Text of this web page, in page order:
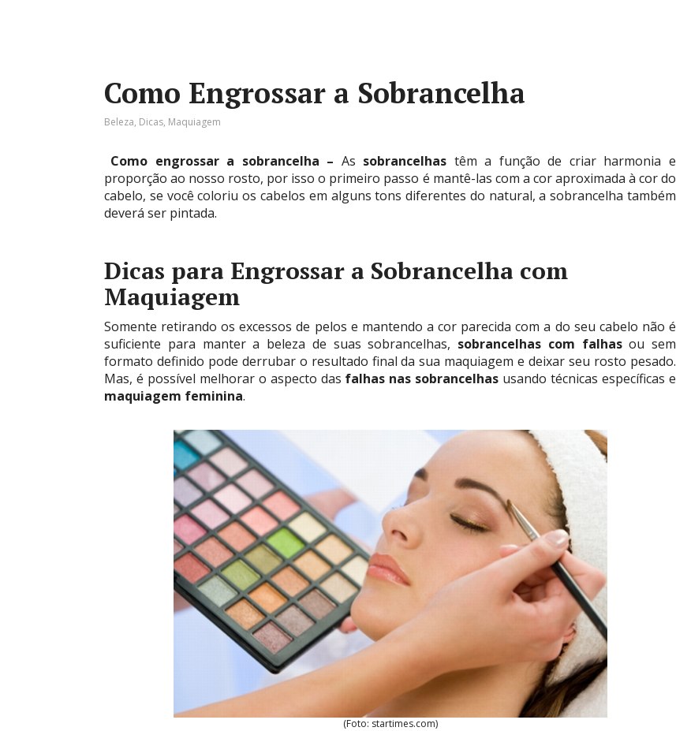
Como Engrossar a Sobrancelha
Beleza, Dicas, Maquiagem
Como engrossar a sobrancelha – As sobrancelhas têm a função de criar harmonia e
proporção ao nosso rosto, por isso o primeiro passo é mantê-las com a cor aproximada à cor do
cabelo, se você coloriu os cabelos em alguns tons diferentes do natural, a sobrancelha também
deverá ser pintada.
Dicas para Engrossar a Sobrancelha com
Maquiagem
Somente retirando os excessos de pelos e mantendo a cor parecida com a do seu cabelo não é
suficiente para manter a beleza de suas sobrancelhas, sobrancelhas com falhasou sem
formato definido pode derrubar o resultado final da sua maquiagem e deixar seu rosto pesado.
Mas, é possível melhorar o aspecto das falhas nas sobrancelhas usando técnicas específicas e
maquiagem feminina.
(Foto: startimes.com)